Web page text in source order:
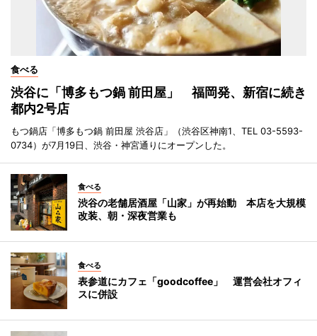
食べる
渋谷に「博多もつ鍋 前田屋」 福岡発、新宿に続き
都内2号店
もつ鍋店「博多もつ鍋 前田屋 渋谷店」（渋谷区神南1、TEL 03-5593-
0734）が7月19日、渋谷・神宮通りにオープンした。
食べる
渋谷の老舗居酒屋「山家」が再始動 本店を大規模
改装、朝・深夜営業も
食べる
表参道にカフェ「goodcoffee」 運営会社オフィ
スに併設